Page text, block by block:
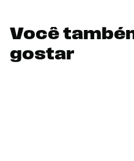
Você
gostar